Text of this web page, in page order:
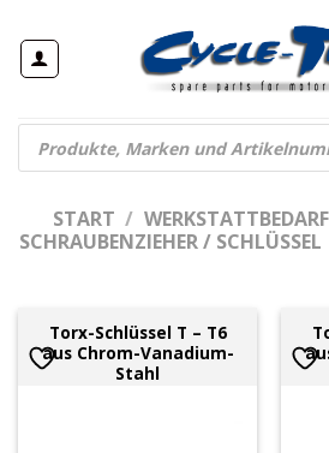
Inhalt
springen
Products
search
START / WERKSTATTBEDARF
SCHRAUBENZIEHER / SCHLÜSSEL
Torx-Schlüssel T – T6
aus Chrom-Vanadium-
Stahl